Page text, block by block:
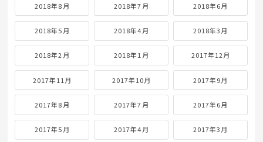
2018年8月 2018年7月 2018年6月
2018年5月 2018年4月 2018年3月
2018年2月 2018年1月 2017年12月
2017年11月 2017年10月 2017年9月
2017年8月 2017年7月 2017年6月
2017年5月 2017年4月 2017年3月